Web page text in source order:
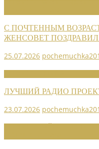
С ПОЧТЕННЫМ
ЖЕНСОВЕТ
25.07.2026
ЛУЧШИЙ РАДИО
23.07.2026